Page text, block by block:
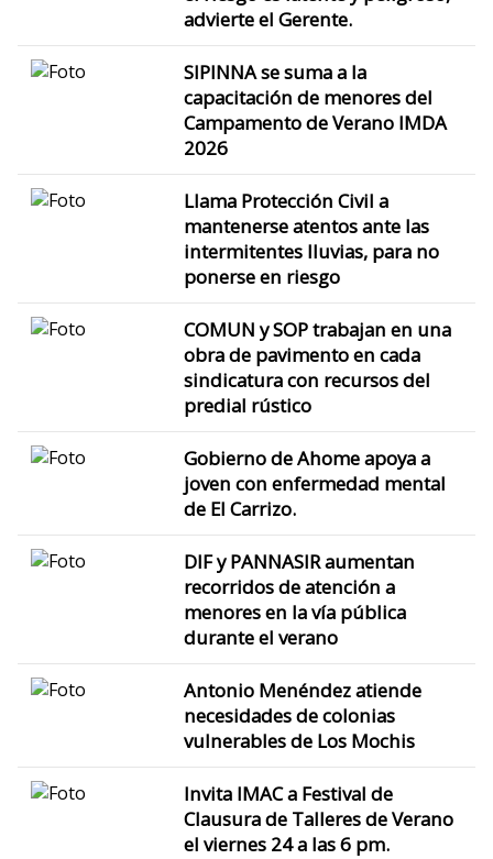
advierte el Gerente.
SIPINNA se suma a la
capacitación de menores del
Campamento de Verano IMDA
2026
Llama Protección Civil a
mantenerse atentos ante las
intermitentes lluvias, para no
ponerse en riesgo
COMUN y SOP trabajan en una
obra de pavimento en cada
sindicatura con recursos del
predial rústico
Gobierno de Ahome apoya a
joven con enfermedad mental
de El Carrizo.
DIF y PANNASIR aumentan
recorridos de atención a
menores en la vía pública
durante el verano
Antonio Menéndez atiende
necesidades de colonias
vulnerables de Los Mochis
Invita IMAC a Festival de
Clausura de Talleres de Verano
el viernes 24 a las 6 pm.